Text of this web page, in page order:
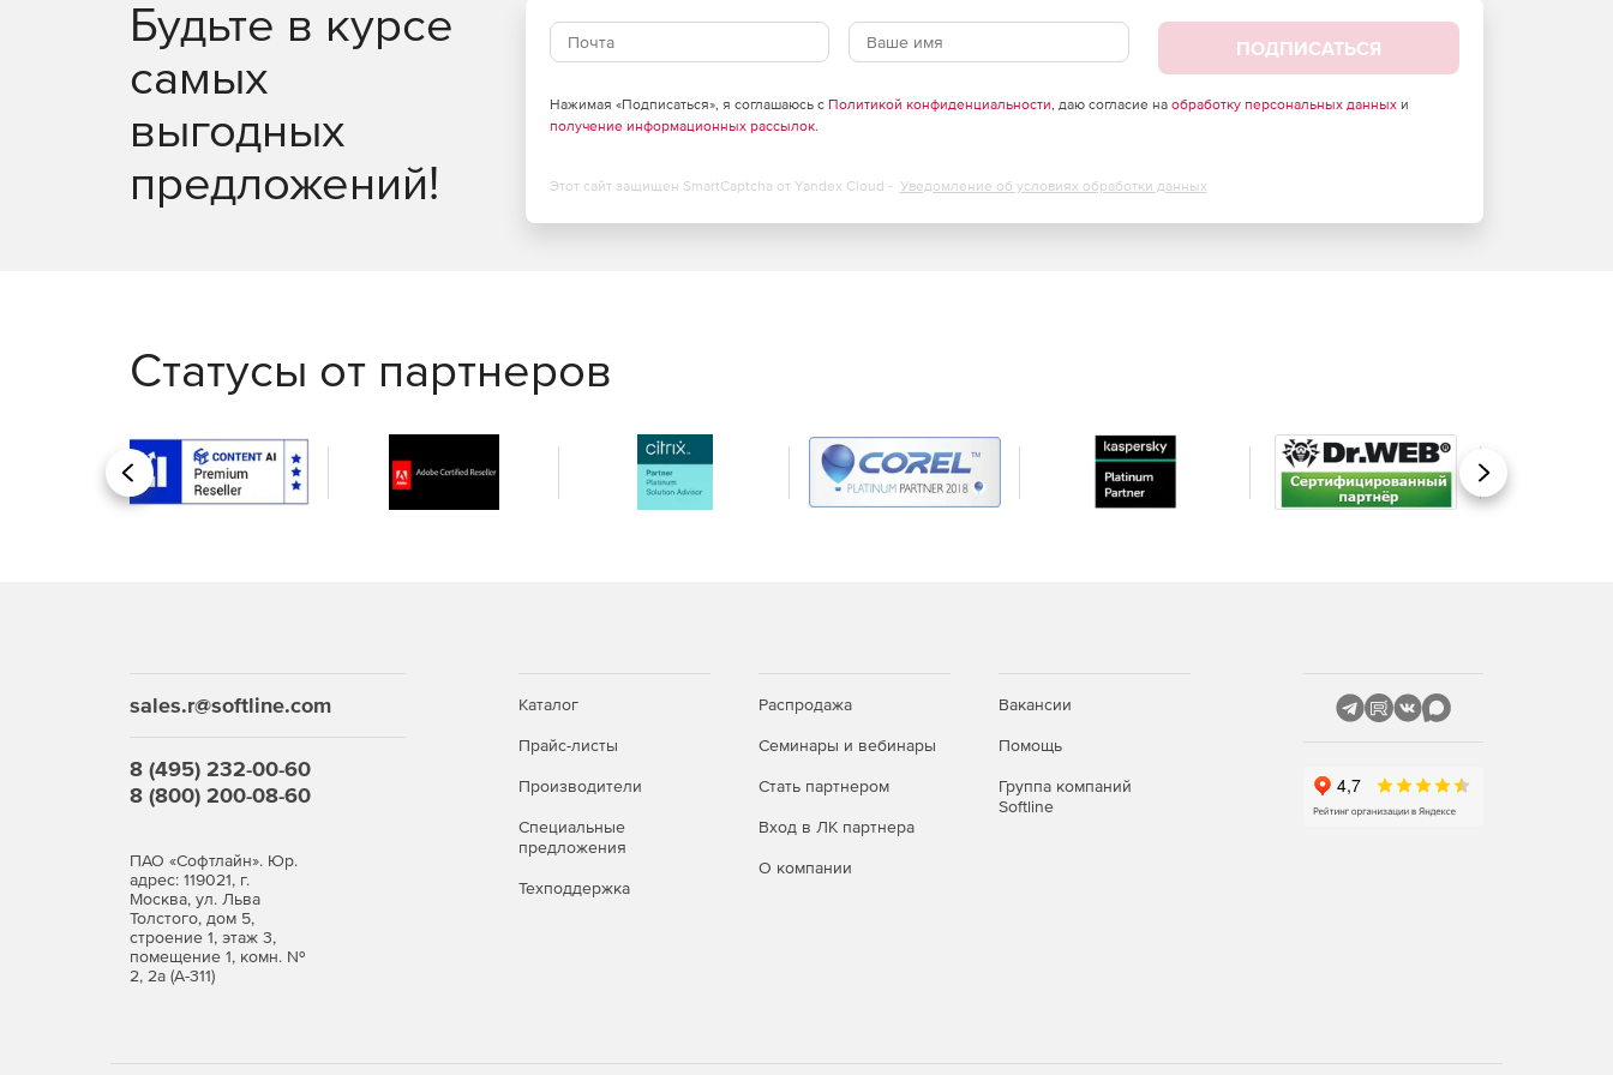
Просмотр план-факта инвентаризации в реальном времени с цветовым обозначением активных
Создание и отправка на печать маркировочных этикеток при наличии мобильного принтера.
Будьте в курсе
самых
выгодных
предложений!
ПОДПИСАТЬСЯ
Нажимая «Подписаться», я соглашаюсь с Политикой конфиденциальности, даю согласие на обработку персональных данныхи
получение информационных рассылок.
Этот сайт защищен SmartCaptcha от Yandex Cloud - Уведомление об условиях обработки данных
Статусы от партнеров
Назад Вперед
sales.r@softline.com
8 (495) 232-00-60
8 (800) 200-08-60
ПАО «Софтлайн». Юр.
адрес: 119021, г.
Москва, ул. Льва
Толстого, дом 5,
строение 1, этаж 3,
помещение 1, комн. №
2, 2а (А-311)
Каталог
Прайс-листы
Производители
Специальные
предложения
Техподдержка
Распродажа
Семинары и вебинары
Стать партнером
Вход в ЛК партнера
О компании
Вакансии
Помощь
Группа компаний
Softline